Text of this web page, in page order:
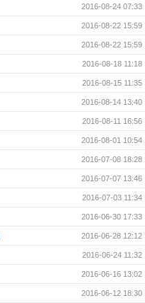
2016-08-24 07:33
2016-08-22 15:59
2016-08-22 15:59
2016-08-18 11:18
2016-08-15 11:35
2016-08-14 13:40
2016-08-11 16:56
2016-08-01 10:54
2016-07-08 18:28
2016-07-07 13:46
2016-07-03 11:34
2016-06-30 17:33
2016-06-28 12:12
2016-06-24 11:32
2016-06-16 13:02
2016-06-12 18:30